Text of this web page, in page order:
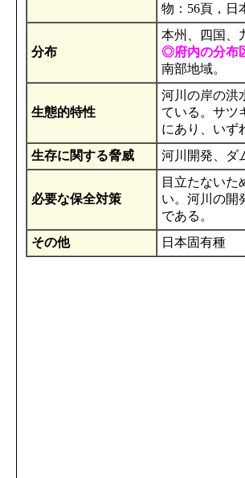
物：56頁，日
分布
本州、四国、
◎府内の分布
南部地域。
生態的特性
河川の岸の洪
ている。サツ
にあり、いず
生存に関する脅威
河川開発、ダ
必要な保全対策
目立たないた
い。河川の開
である。
その他
日本固有種